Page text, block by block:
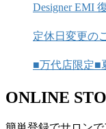
Designer EMI
定休日変更の
■万代店限定■
ONLINE